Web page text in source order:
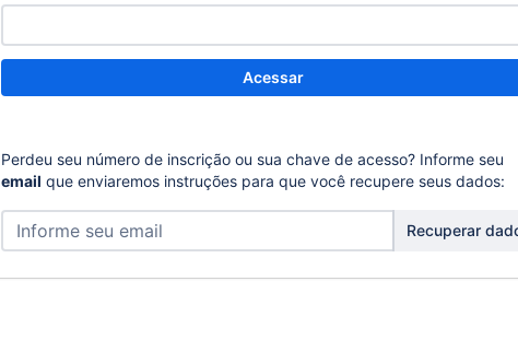
Acessar
Perdeu seu número de inscrição ou sua chave de acesso? Informe seu
email que enviaremos instruções para que você recupere seus dados:
Recuperar